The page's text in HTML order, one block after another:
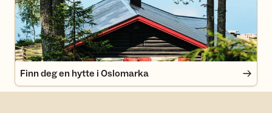
Finn deg en hytte i Oslomarka